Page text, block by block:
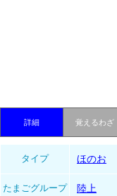
詳細 覚えるわざ
タイプ ほのお
たまごグループ 陸上